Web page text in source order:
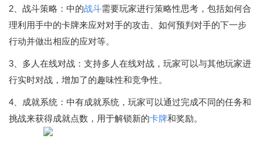
2、战斗策略：中的战斗需要玩家进行策略性思考，包括如何合
理利用手中的卡牌来应对对手的攻击、如何预判对手的下一步
行动并做出相应的应对等。
3、多人在线对战：支持多人在线对战，玩家可以与其他玩家进
行实时对战，增加了的趣味性和竞争性。
4、成就系统：中有成就系统，玩家可以通过完成不同的任务和
挑战来获得成就点数，用于解锁新的卡牌和奖励。